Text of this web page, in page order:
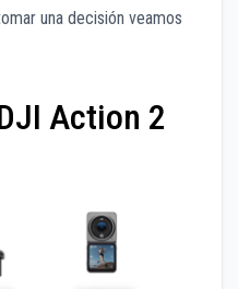
una decisión veamos
Action 2